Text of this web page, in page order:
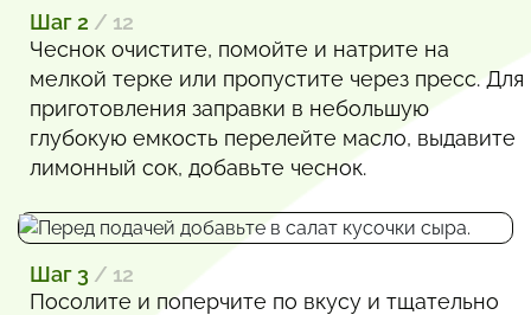
Шаг 2 / 12
Чеснок очистите, помойте и натрите на
мелкой терке или пропустите через пресс. Для
приготовления заправки в небольшую
глубокую емкость перелейте масло, выдавите
лимонный сок, добавьте чеснок.
Шаг 3 / 12
Посолите и поперчите по вкусу и тщательно